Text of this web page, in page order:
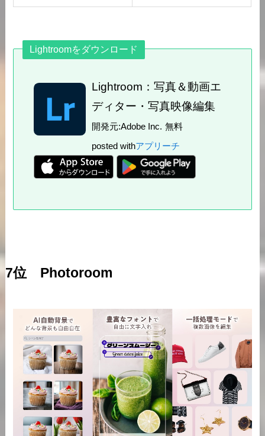
Lightroomをダウンロード
Lightroom：写真＆動画エ
ディター・写真映像編集
開発元:Adobe Inc. 無料
posted withアプリーチ
7位 Photoroom